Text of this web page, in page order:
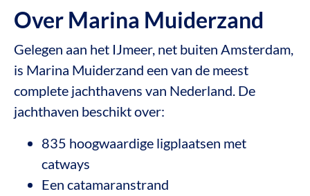
Over Marina Muiderzand
Gelegen aan het IJmeer, net buiten Amsterdam,
is Marina Muiderzand een van de meest
complete jachthavens van Nederland. De
jachthaven beschikt over:
835 hoogwaardige ligplaatsen met
catways
Een catamaranstrand